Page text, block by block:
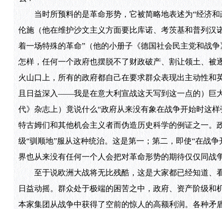
当时所预料的是革命形势，它被简略地表述为“经济和
伦施（他在维护沙文主义方面要比库诺、考茨基和普列
着一场特殊的革命”（他的小册子《德国社会民主党和战
怎样，任何一个政府也摆脱不了财政破产、割让领土、
火山口上，所有的政府都自己在要求群众表现出主动性
且日益深入——我是在意大利宣战这天写到这一点的）巨
代》杂志上）竟说什么“政府从来没有象在战争开始时这
特古姆们和其他机会主义者而伪造历史科学的例证之一
级“驯顺地”服从这种统治。这是第一；第二，即使“在战
界也从来没有任何一个人会把对革命形势的期待仅仅同战
至于说欧洲大战将无比残酷，这是大家都已经知道、
日益动摇。群众处于极端的困苦之中，政府、资产阶级
本家集团从战争中获得了空前的惊人的高额利润。各种